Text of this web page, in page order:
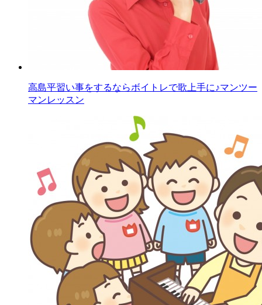
高島平習い事をするならボイトレで歌上手に♪マンツー
マンレッスン